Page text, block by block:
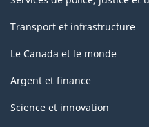
Transport et infrastructure
Le Canada et le monde
Argent et finance
Science et innovation